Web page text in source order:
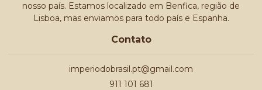
nosso país. Estamos localizado em Benfica, região de
Lisboa, mas enviamos para todo país e Espanha.
Contato
imperiodobrasil.pt@gmail.com
911 101 681